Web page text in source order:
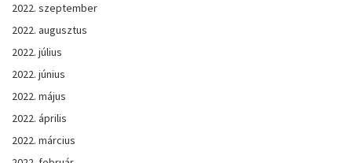
2022. szeptember
2022. augusztus
2022. július
2022. június
2022. május
2022. április
2022. március